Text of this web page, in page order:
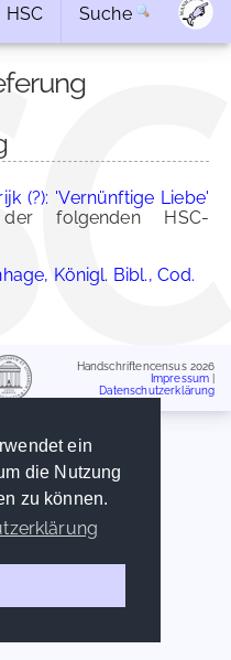
ein
die Nutzung
zu können.
HSC Suche
(?): 'Vernünftige Liebe'
folgenden HSC-
Königl. Bibl., Cod.
Handschriftencensus 2026
Impressum
Datenschutzerklärung